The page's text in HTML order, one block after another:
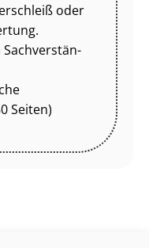
oder
Sach­ver­stän­
Seiten)